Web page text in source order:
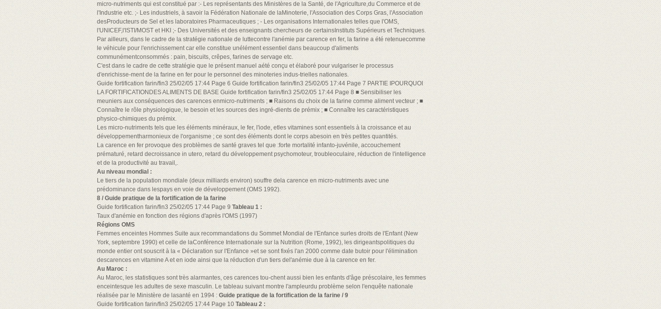
micro-nutriments qui est constitué par :- Les représentants des Ministères de la Santé, de l'Agriculture,du Commerce et de
l'Industrie etc. ;- Les industriels, à savoir la Fédération Nationale de laMinoterie, l'Association des Corps Gras, l'Association
desProducteurs de Sel et les laboratoires Pharmaceutiques ; - Les organisations Internationales telles que l'OMS,
l'UNICEF,l'ISTI/MOST et HKI ;- Des Universités et des enseignants chercheurs de certainsInstituts Supérieurs et Techniques.
Par ailleurs, dans le cadre de la stratégie nationale de luttecontre l'anémie par carence en fer, la farine a été retenuecomme
le véhicule pour l'enrichissement car elle constitue unélément essentiel dans beaucoup d'aliments
communémentconsommés : pain, biscuits, crêpes, farines de servage etc.
C'est dans le cadre de cette stratégie que le présent manuel aété conçu et élaboré pour vulgariser le processus
d'enrichisse-ment de la farine en fer pour le personnel des minoteries indus-trielles nationales.
Guide fortification farin/fin3 25/02/05 17:44 Page 6 Guide fortification farin/fin3 25/02/05 17:44 Page 7 PARTIE IPOURQUOI
LA FORTIFICATIONDES ALIMENTS DE BASE Guide fortification farin/fin3 25/02/05 17:44 Page 8 ■ Sensibiliser les
meuniers aux conséquences des carences enmicro-nutriments ; ■ Raisons du choix de la farine comme aliment vecteur ; ■
Connaître le rôle physiologique, le besoin et les sources des ingré-dients de prémix ; ■ Connaître les caractéristiques
physico-chimiques du prémix.
Les micro-nutriments tels que les éléments minéraux, le fer, l'iode, etles vitamines sont essentiels à la croissance et au
développementharmonieux de l'organisme ; ce sont des éléments dont le corps abesoin en très petites quantités.
La carence en fer provoque des problèmes de santé graves tel que :forte mortalité infanto-juvénile, accouchement
prématuré, retard decroissance in utero, retard du développement psychomoteur, troubleoculaire, réduction de l'intelligence
et de la productivité au travail,.
Au niveau mondial :
Le tiers de la population mondiale (deux milliards environ) souffre dela carence en micro-nutriments avec une
prédominance dans lespays en voie de développement (OMS 1992).
8 / Guide pratique de la fortification de la farine
Guide fortification farin/fin3 25/02/05 17:44 Page 9 Tableau 1 :
Taux d'anémie en fonction des régions d'après l'OMS (1997)
Régions OMS
Femmes enceintes Hommes Suite aux recommandations du Sommet Mondial de l'Enfance surles droits de l'Enfant (New
York, septembre 1990) et celle de laConférence Internationale sur la Nutrition (Rome, 1992), les dirigeantspolitiques du
monde entier ont souscrit à la « Déclaration sur l'Enfance »et se sont fixés l'an 2000 comme date butoir pour l'élimination
descarences en vitamine A et en iode ainsi que la réduction d'un tiers del'anémie due à la carence en fer.
Au Maroc :
Au Maroc, les statistiques sont très alarmantes, ces carences tou-chent aussi bien les enfants d'âge préscolaire, les femmes
enceintesque les adultes de sexe masculin. Le tableau suivant montre l'ampleurdu problème selon l'enquête nationale
réalisée par le Ministère de lasanté en 1994 : Guide pratique de la fortification de la farine / 9
Guide fortification farin/fin3 25/02/05 17:44 Page 10 Tableau 2 :